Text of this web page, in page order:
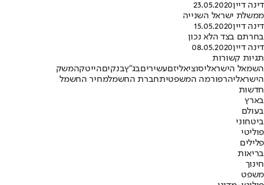
דינה דיין23.05.2020
ממשלת ישראל השנייה
דינה דיין15.05.2020
בחרתם בצד הלא נכון
דינה דיין08.05.2020
תגיות קשורות
השמאל הישראליסוציאליזםעשיריםבג"ץבנקיםהייטקהמשק
הישראליהרפורמה המשפטיתחברת החשמלמחיר החשמל
חדשות
בארץ
בעולם
ביטחוני
פוליטי
פלילים
בריאות
חינוך
משפט